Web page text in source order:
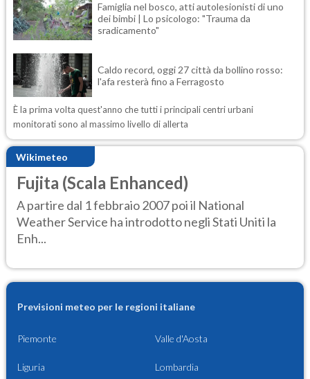
Famiglia nel bosco, atti autolesionisti di uno
dei bimbi | Lo psicologo: "Trauma da
sradicamento"
Caldo record, oggi 27 città da bollino rosso:
l'afa resterà fino a Ferragosto
È la prima volta quest'anno che tutti i principali centri urbani
monitorati sono al massimo livello di allerta
Wikimeteo
Fujita (Scala Enhanced)
A partire dal 1 febbraio 2007 poi il National
Weather Service ha introdotto negli Stati Uniti la
Enh...
Previsioni meteo per le regioni italiane
Piemonte Valle d'Aosta
Liguria Lombardia